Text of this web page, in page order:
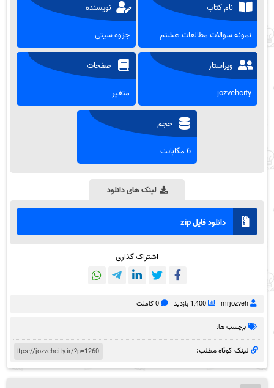
نام کتاب
نمونه سوالات مطالعات هشتم
نویسنده
جزوه سیتی
ویراستار
jozvehcity
صفحات
متغیر
حجم
6 مگابایت
لینک های دانلود
دانلود فایل zip
اشتراک گذاری
mrjozveh 1,400 بازدید 0 کامنت
برچسب ها:
لینک کوتاه مطلب: